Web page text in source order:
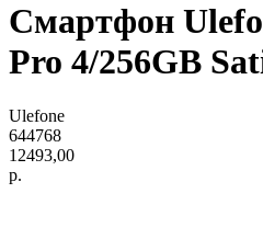
Смартфон
Pro 4/256GB
Ulefone
644768
12493,00
р.